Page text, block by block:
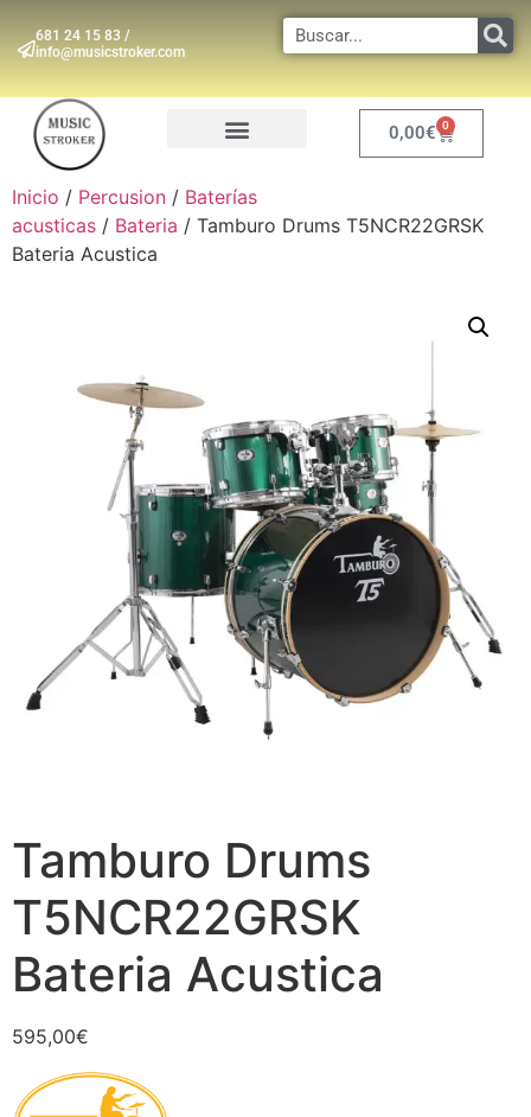
681 24 15 83 /
info@musicstroker.com
0,00€ 0
Inicio / Percusion / Baterías
acusticas / Bateria / Tamburo Drums T5NCR22GRSK
Bateria Acustica
Tamburo Drums
T5NCR22GRSK
Bateria Acustica
595,00€